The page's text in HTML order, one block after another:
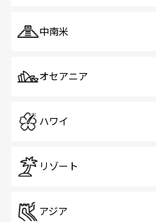
中南米
オセアニア
ハワイ
リゾート
アジア